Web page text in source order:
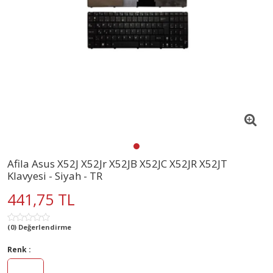
Afila Asus X52J X52Jr X52JB X52JC X52JR X52JT
Klavyesi - Siyah - TR
441,75 TL
(0) Değerlendirme
Renk :